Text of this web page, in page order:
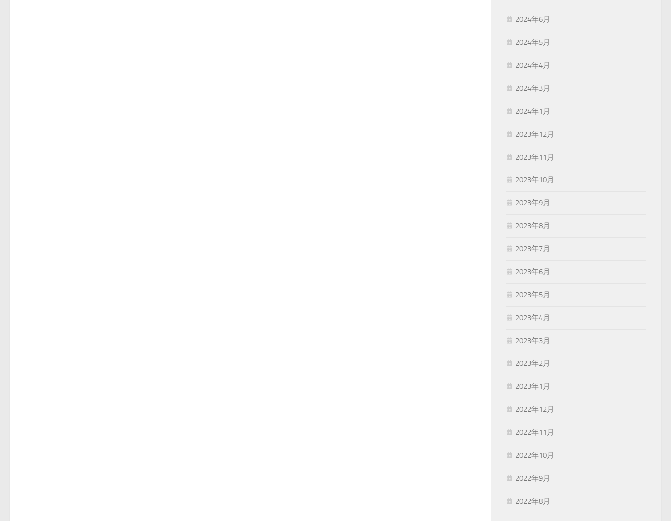
2024年6月
2024年5月
2024年4月
2024年3月
2024年1月
2023年12月
2023年11月
2023年10月
2023年9月
2023年8月
2023年7月
2023年6月
2023年5月
2023年4月
2023年3月
2023年2月
2023年1月
2022年12月
2022年11月
2022年10月
2022年9月
2022年8月